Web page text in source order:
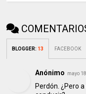
BLOGGER: 13 FACEBOOK
Anónimo mayo
Perdón. ¿Pero